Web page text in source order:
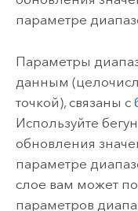
параметре
Параметры
данным
точкой), связаны с
Используйте
обновления
параметре
слое вам может
параметров